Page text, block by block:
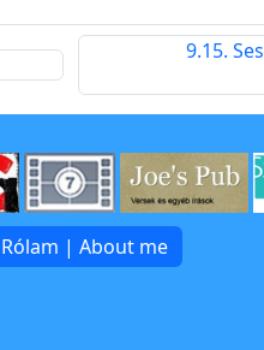
9.15.
Rólam | About me